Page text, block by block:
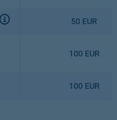
50 EUR
100 EUR
100 EUR